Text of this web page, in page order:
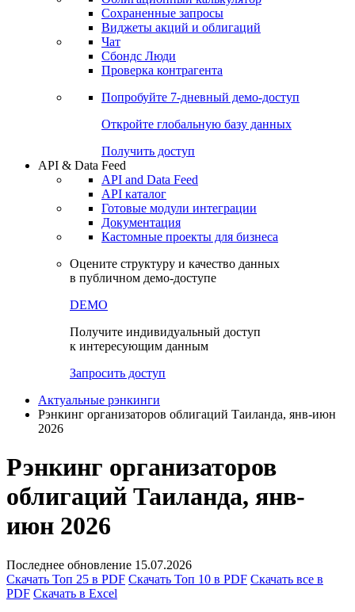
Сохраненные запросы
Виджеты акций и облигаций
Чат
Сбондс Люди
Проверка контрагента
Попробуйте 7-дневный демо-доступ
Откройте глобальную базу данных
Получить доступ
API & Data Feed
API and Data Feed
API каталог
Готовые модули интеграции
Документация
Кастомные проекты для бизнеса
Оцените структуру и качество данных
в публичном демо-доступе
DEMO
Получите индивидуальный доступ
к интересующим данным
Запросить доступ
Актуальные рэнкинги
Рэнкинг организаторов облигаций Таиланда, янв-июн
2026
Рэнкинг организаторов
облигаций Таиланда, янв-
июн 2026
Последнее обновление 15.07.2026
Скачать Топ 25 в PDF Скачать Топ 10 в PDF Скачать все в
PDF Скачать в Excel